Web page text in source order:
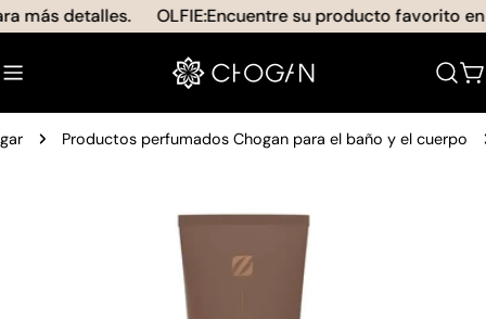
saltar
contenido
más detalles. OLFIE:Encuentre su producto favorito en
Productos perfumados Chogan para el baño y el cuerpo